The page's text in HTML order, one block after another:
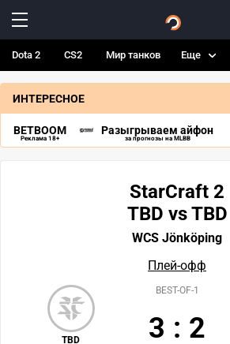
Dota 2 CS2 Мир танков Еще
ИНТЕРЕСНОЕ
BETBOOM
Реклама 18+
Разыгрываем айфон
за прогнозы на MLBB
StarCraft 2
TBD vs TBD
WCS Jönköping
Плей-офф
TBD
BEST-OF-1
3 : 2